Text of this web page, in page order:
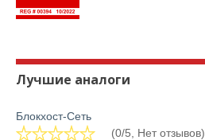
Лучшие аналоги
Блокхост-Сеть
(0/5, Нет отзывов)